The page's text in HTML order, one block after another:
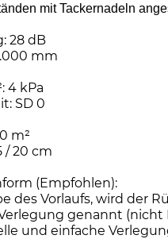
mit Tackernadeln
28 dB
mm
4 kPa
SD 0
m²
/ 20 cm
(Empfohlen):
des Vorlaufs, wird der
genannt
und einfache